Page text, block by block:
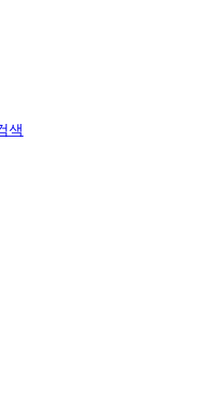
색